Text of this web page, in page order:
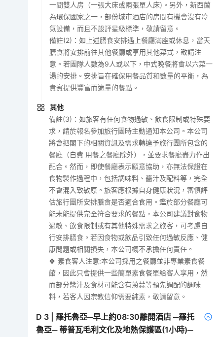
一間雙人房（一張大床或兩張單人床)。另外，新西蘭
為環保國家之一，部份城市酒店的房間有機會沒有冷
氣設備，而且不設評星級標準，敬請留意。
備註(2)：如上述膳食安排遇上餐廳滿座或休息，當天
膳食將安排前往其他餐廳或享用其他菜式，敬請注
意。若團隊人數為9人或以下，中式晚餐將會以六菜一
湯的安排。安排旨在確保用餐品質和數量的平衡，為
貴賓提供豐富而適量的餐點。
其他
備註(3)：如旅客有任何食物過敏、飲食限制或特殊要
求，請於報名參加旅行團時主動通知本公司。本公司
將會把閣下的相關資訊及需求轉達予旅行團所包含的
餐廳（自費 用餐之餐廳除外），並要求餐廳盡力作出
配合。然而，即使餐廳表示願意協助，亦無法保證在
食物製作過程中，包括調味料、醬汁及配料等，完全
不會混入致敏原。旅客應根據自身健康狀況，審慎評
估旅行團所安排膳食是否適合食用。鑑於部分餐廳可
能未能提供完全符合要求的餐點，本公司建議對食物
過敏、飲食限制或有其他特殊需求之旅客，可考慮自
行安排膳食。若因食物或飲品引致任何過敏反應、健
康問題或相關損失，本公司概不承擔任何責任。
🍀 素食客人注意:本公司採用之餐廳並非專業素食餐
館，因此只會提供一些簡單素食餐單給客人享用，然
而部分醬汁及食材可能含有蔥蒜等預先調配的調味
料，若客人因宗教信仰需要純素，敬請留意。
D 3
羅托魯亞─早上約08:30離開酒店 ─羅托
魯亞─ 蒂普瓦毛利文化及地熱保護區(1小時)─